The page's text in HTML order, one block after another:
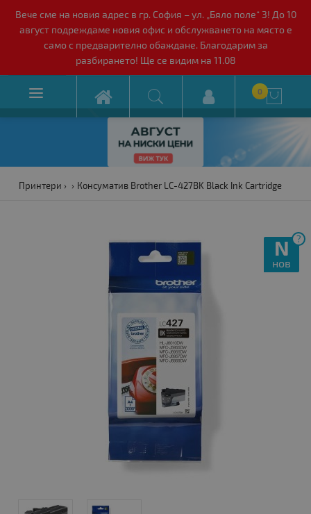
Вече сме на новия адрес в гр. София – ул. „Бяло поле“ 3! До 10
август подреждаме новия офис и обслужването на място е
само с предварително обаждане. Благодарим за
разбирането! Ще се видим на 11.08
 0 
Принтери Консуматив Brother LC-427BK Black Ink Cartridge
?
N
нов